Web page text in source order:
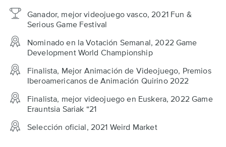
Ganador, mejor videojuego vasco , 2021 Fun &
Serious Game Festival
Nominado en la Votación Semanal, 2022 Game
Development World Championship
Finalista, Mejor Animación de Videojuego, Premios
Iberoamericanos de Animación Quirino 2022
Finalista, mejor videojuego en Euskera, 2022 Game
Erauntsia Sariak “21
Selección oficial, 2021 Weird Market